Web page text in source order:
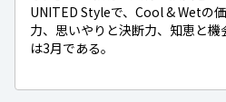
UNITED Styleで、Cool & Wetの
力、思いやりと決断力、知恵と
は3月である。